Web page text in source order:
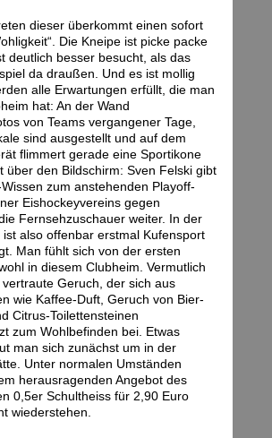
dieser überkommt einen sofort
Die Kneipe ist picke packe
deutlich besser besucht, als das
da draußen. Und es ist mollig
alle Erwartungen erfüllt, die man
hat: An der Wand
von Teams vergangener Tage,
sind ausgestellt und auf dem
flimmert gerade eine Sportikone
über den Bildschirm: Sven Felski gibt
zum anstehenden Playoff-
Eishockeyvereins gegen
Fernsehzuschauer weiter. In der
also offenbar erstmal Kufensport
Man fühlt sich von der ersten
in diesem Clubheim. Vermutlich
Geruch, der sich aus
wie Kaffee-Duft, Geruch von Bier-
Citrus-Toilettensteinen
zum Wohlbefinden bei. Etwas
man sich zunächst um in der
Unter normalen Umständen
herausragenden Angebot des
0,5er Schultheiss für 2,90 Euro
wiederstehen.